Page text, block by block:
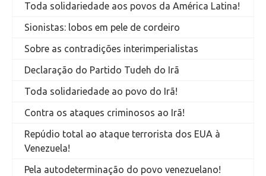
Toda solidariedade aos povos da América Latina!
Sionistas: lobos em pele de cordeiro
Sobre as contradições interimperialistas
Declaração do Partido Tudeh do Irã
Toda solidariedade ao povo do Irã!
Contra os ataques criminosos ao Irã!
Repúdio total ao ataque terrorista dos EUA à
Venezuela!
Pela autodeterminação do povo venezuelano!